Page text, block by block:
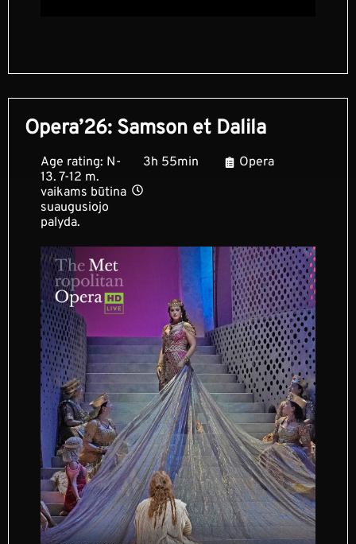
Opera’26: Samson et Dalila
Age rating: N-
13. 7-12 m.
vaikams būtina
suaugusiojo
palyda.
3h 55min Opera